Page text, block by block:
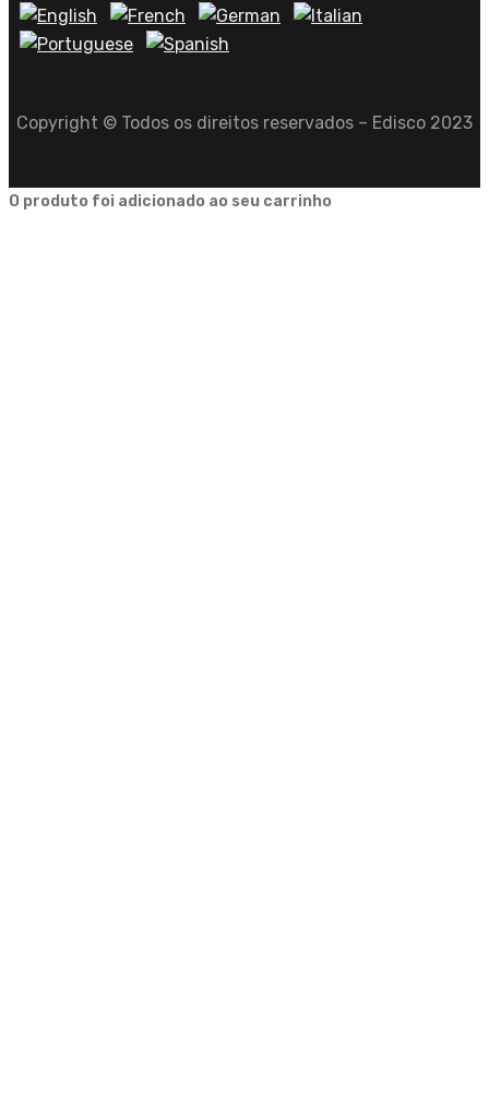
Copyright © Todos os direitos reservados – Edisco 2023
O produto foi adicionado ao seu carrinho